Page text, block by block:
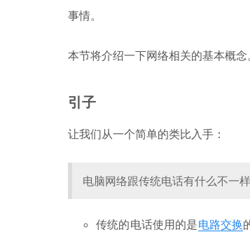
事情。
本节将介绍一下网络相关的基本概念
引子
让我们从一个简单的类比入手：
电脑网络跟传统电话有什么不一
传统的电话使用的是电路交换